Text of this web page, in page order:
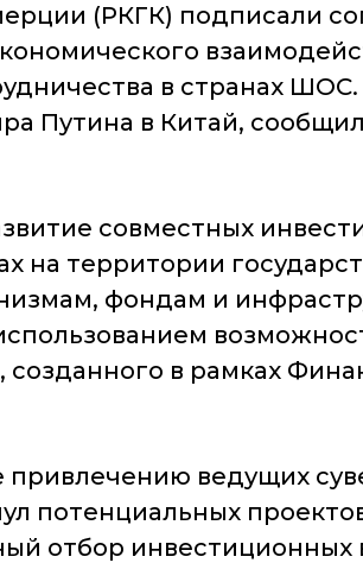
(РКГК) подписали
в странах
Путина в Китай,
совместных
на территории
фондам и
в рамках
привлечению ведущих
потенциальных
отбор инвестиционных